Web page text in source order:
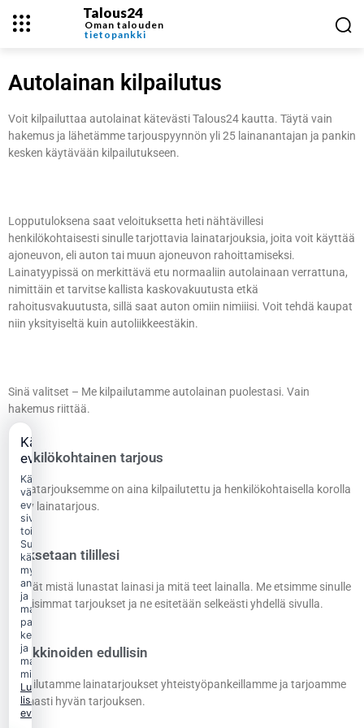
Talous24
Oman talouden
tietopankki
Autolainan kilpailutus
Voit kilpailuttaa autolainat kätevästi Talous24 kautta. Täytä vain
hakemus ja lähetämme tarjouspyynnön yli 25 lainanantajan ja pankin
kesken käytävään kilpailutukseen.
Lopputuloksena saat veloituksetta heti nähtävillesi
henkilökohtaisesti sinulle tarjottavia lainatarjouksia, joita voit käyttää
ajoneuvon, eli auton tai muun ajoneuvon rahoittamiseksi.
Lainatyypissä on merkittävä etu normaaliin autolainaan verrattuna,
nimittäin et tarvitse kallista kaskovakuutusta etkä
rahoitusvakuutusta, sillä saat auton omiin nimiiisi. Voit tehdä kaupat
niin yksityiseltä kuin autoliikkeestäkin.
Sinä valitset – Me kilpailutamme autolainan puolestasi. Vain
hakemus riittää.
Henkilökohtainen tarjous
Lainatarjouksemme on aina kilpailutettu ja henkilökohtaisella korolla
tehty lainatarjous.
Maksetaan tilillesi
Päätät mistä lunastat lainasi ja mitä teet lainalla. Me etsimme sinulle
edullisimmat tarjoukset ja ne esitetään selkeästi yhdellä sivulla.
Markkinoiden edullisin
Kilpailutamme lainatarjoukset yhteistyöpankeillamme ja tarjoamme
varmasti hyvän tarjouksen.
Käytämme
evästeitä
Käytämme
välttämättömiä
evästeitä
sivuston
toimintaan.
Suostumuksellasi
käytämme
myös
analytiikka-
ja
markkinointievästeitä
palvelun
kehittämiseen
ja
mainonnan
mittaamiseen.
Lue
lisää
evästekäytännöstä.